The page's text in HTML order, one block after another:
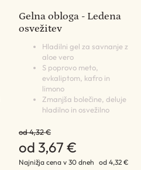
Gelna obloga - Ledena
osvežitev
Hladilni gel za savnanje z
aloe vero
S poprovo meto,
evkaliptom, kafro in
limono
Zmanjša bolečine, deluje
hladilno in osvežilno
od 4,32 €
od 3,67 €
Najnižja cena v 30 dneh od 4,32 €